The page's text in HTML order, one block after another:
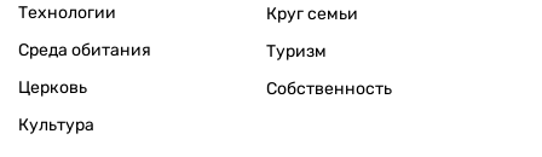
Технологии
Среда обитания
Церковь
Культура
Круг семьи
Туризм
Собственность